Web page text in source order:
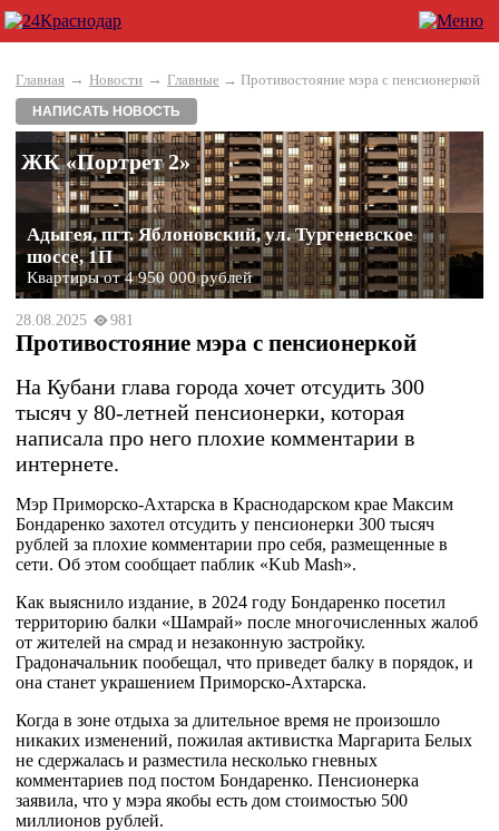
Главная → Новости → Главные → Противостояние мэра с пенсионеркой
НАПИСАТЬ НОВОСТЬ
ЖК «Портрет 2»
Адыгея, пгт. Яблоновский, ул. Тургеневское
шоссе, 1П
Квартиры от 4 950 000 рублей
28.08.2025 981
Противостояние мэра с пенсионеркой
На Кубани глава города хочет отсудить 300
тысяч у 80-летней пенсионерки, которая
написала про него плохие комментарии в
интернете.
Мэр Приморско-Ахтарска в Краснодарском крае Максим
Бондаренко захотел отсудить у пенсионерки 300 тысяч
рублей за плохие комментарии про себя, размещенные в
сети. Об этом сообщает паблик «Kub Mash».
Как выяснило издание, в 2024 году Бондаренко посетил
территорию балки «Шамрай» после многочисленных жалоб
от жителей на смрад и незаконную застройку.
Градоначальник пообещал, что приведет балку в порядок, и
она станет украшением Приморско-Ахтарска.
Когда в зоне отдыха за длительное время не произошло
никаких изменений, пожилая активистка Маргарита Белых
не сдержалась и разместила несколько гневных
комментариев под постом Бондаренко. Пенсионерка
заявила, что у мэра якобы есть дом стоимостью 500
миллионов рублей.